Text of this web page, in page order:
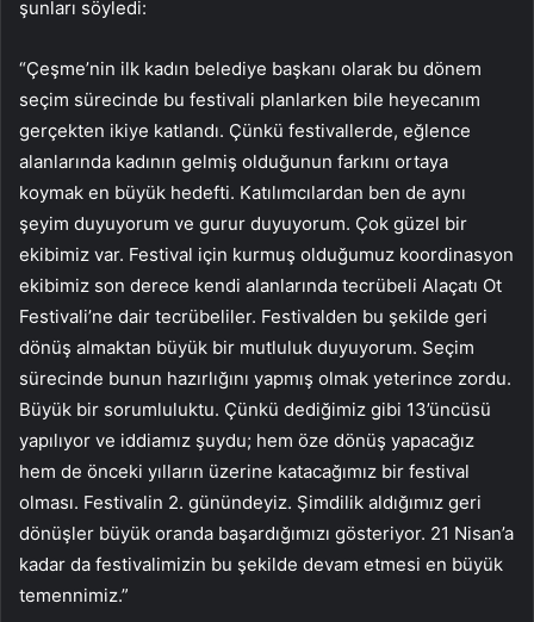
şunları söyledi:
“Çeşme’nin ilk kadın belediye başkanı olarak bu dönem
seçim sürecinde bu festivali planlarken bile heyecanım
gerçekten ikiye katlandı. Çünkü festivallerde, eğlence
alanlarında kadının gelmiş olduğunun farkını ortaya
koymak en büyük hedefti. Katılımcılardan ben de aynı
şeyim duyuyorum ve gurur duyuyorum. Çok güzel bir
ekibimiz var. Festival için kurmuş olduğumuz koordinasyon
ekibimiz son derece kendi alanlarında tecrübeli Alaçatı Ot
Festivali’ne dair tecrübeliler. Festivalden bu şekilde geri
dönüş almaktan büyük bir mutluluk duyuyorum. Seçim
sürecinde bunun hazırlığını yapmış olmak yeterince zordu.
Büyük bir sorumluluktu. Çünkü dediğimiz gibi 13’üncüsü
yapılıyor ve iddiamız şuydu; hem öze dönüş yapacağız
hem de önceki yılların üzerine katacağımız bir festival
olması. Festivalin 2. günündeyiz. Şimdilik aldığımız geri
dönüşler büyük oranda başardığımızı gösteriyor. 21 Nisan’a
kadar da festivalimizin bu şekilde devam etmesi en büyük
temennimiz.”